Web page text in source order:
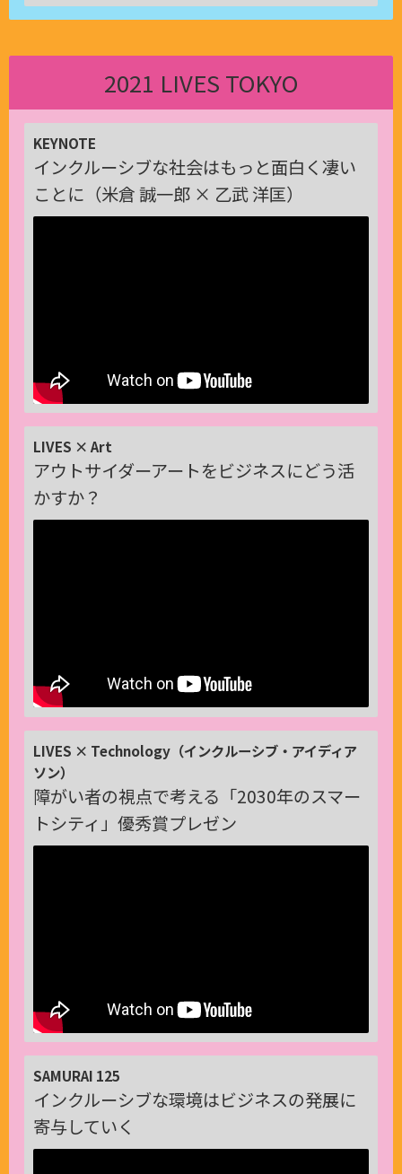
2021 LIVES TOKYO
KEYNOTE
インクルーシブな社会はもっと面白く凄い
ことに（米倉 誠一郎 × 乙武 洋匡）
LIVES × Art
アウトサイダーアートをビジネスにどう活
かすか？
LIVES × Technology（インクルーシブ・アイディア
ソン）
障がい者の視点で考える「2030年のスマー
トシティ」優秀賞プレゼン
SAMURAI 125
インクルーシブな環境はビジネスの発展に
寄与していく